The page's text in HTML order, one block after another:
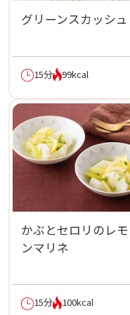
グリーンスカッシュ
15分 99kcal
かぶとセロリのレモ
ンマリネ
15分 100kcal